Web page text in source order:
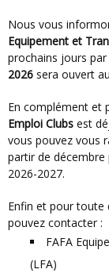
Nous vous
Equipement et
prochains jours
2026 sera ouvert
En complément
Emploi Clubs est
vous pouvez vous
partir de
2026-2027.
Enfin et pour toute question relative aux dispositifs FAFA, vous
pouvez contacter :
FAFA
(LFA)